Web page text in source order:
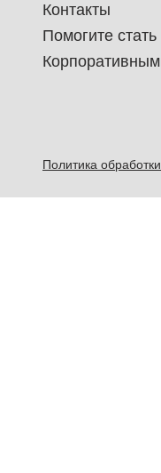
Контакты
Помогите
Политика